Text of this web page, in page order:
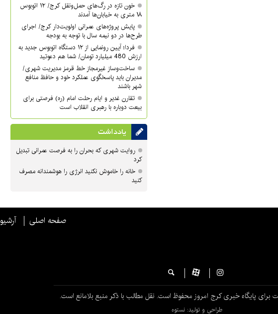
خون تازه در رگ‌های حمل‌ونقل کرج/ ۱۲ اتوبوس
۱۸ متری به خیابان‌ها آمدند
پایش پروژه‌های عمرانی اولویت‌دار کرج/ اجرای
طرح‌ها در دو نیمه سال با توجه به بودجه
فردا؛ آیین رونمایی از ۱۲ دستگاه اتوبوس جدید به
ارزش 480 میلیارد تومان/ شما هم دعوتید
ساخت‌وساز غیرمجاز خط قرمز مدیریت شهری‌/
مدیران باید پاسخگوی عملکرد خود و حافظ منافع
شهر باشند
تقارن غدیر و ایام رحلت امام (ره) فرصتی برای
بیعت دوباره با رهبری انقلاب است
یادداشت
روایت شهری که بحران را به فرصت عمرانی تبدیل
کرد
خانه را خاموش نکنید انرژی را هوشمندانه مصرف
کنید
صفحه اصلی آرشیو
برای پایگاه خبری کرج امروز محفوظ است. نقل مطالب با ذکر منبع بلامانع است.
طراحی و تولید: نستوه